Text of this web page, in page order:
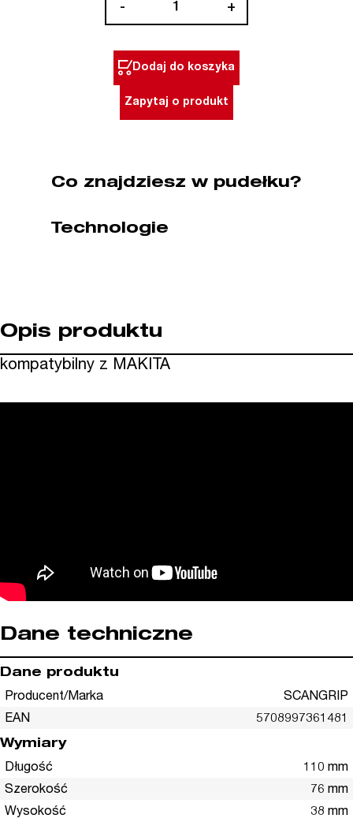
-
lamp
Scangrip
MAKITA
+
Dodaj do koszyka
Zapytaj o produkt
Co znajdziesz w pudełku?
Technologie
Opis produktu
kompatybilny z MAKITA
Dane techniczne
Dane produktu
Producent/Marka
SCANGRIP
EAN
5708997361481
Wymiary
Długość
110 mm
Szerokość
76 mm
Wysokość
38 mm